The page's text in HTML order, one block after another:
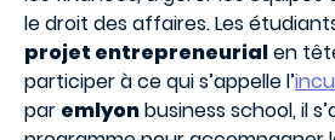
le droit des affaires. Les
projet entrepreneurialen
participer à ce qui s’appelle l’
par emlyonbusiness school, il